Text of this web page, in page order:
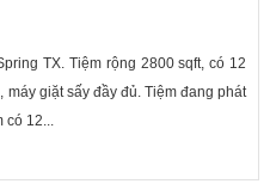
TX. Tiệm rộng 2800 sqft, có 12
giặt sấy đầy đủ. Tiệm đang phát
có 12...